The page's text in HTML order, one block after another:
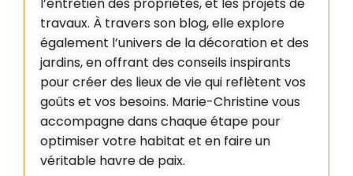
travaux. À travers son blog, elle explore
également l’univers de la décoration et des
jardins, en offrant des conseils inspirants
pour créer des lieux de vie qui reflètent vos
goûts et vos besoins. Marie-Christine vous
accompagne dans chaque étape pour
optimiser votre habitat et en faire un
véritable havre de paix.